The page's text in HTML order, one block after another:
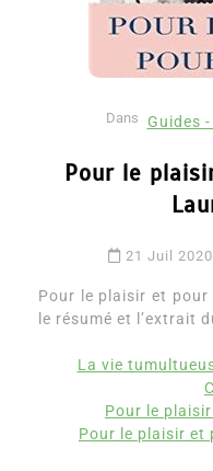
Dans Guides
Pour le
21 Juil 2020
Pour le plaisir et
le résumé et l’extrait
La vie
Pour le
Pour le plaisir et